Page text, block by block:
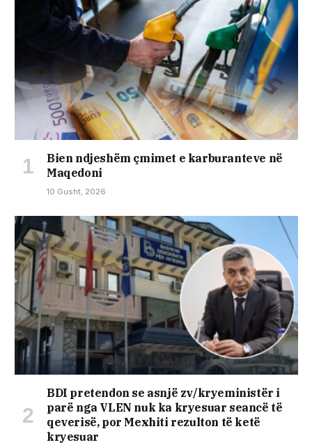
Bien ndjeshëm çmimet e karburanteve në
Maqedoni
10 Gusht, 2026
BDI pretendon se asnjë zv/kryeministër i
parë nga VLEN nuk ka kryesuar seancë të
qeverisë, por Mexhiti rezulton të ketë
kryesuar